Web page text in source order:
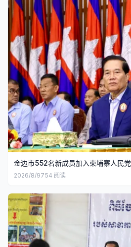
金边市552名新成员加入柬埔寨人民党
2026/8/9754 阅读